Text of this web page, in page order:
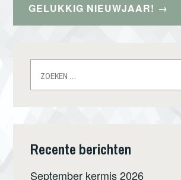
GELUKKIG NIEUWJAAR!
naar:
Recente berichten
September kermis 2026